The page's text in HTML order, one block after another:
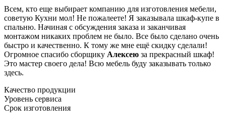
Всем, кто еще выбирает компанию для изготовления мебели,
советую Кухни мол! Не пожалеете! Я заказывала шкаф-купе в
спальню. Начиная с обсуждения заказа и заканчивая
монтажом никаких проблем не было. Все было сделано очень
быстро и качественно. К тому же мне ещё скидку сделали!
Огромное спасибо сборщику Алексею за прекрасный шкаф!
Это мастер своего дела! Всю мебель буду заказывать только
здесь.
Качество продукции
Уровень сервиса
Срок изготовления